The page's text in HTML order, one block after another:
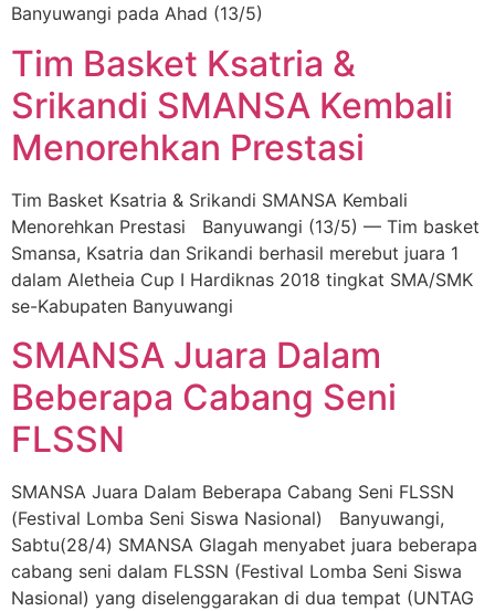
Banyuwangi pada Ahad (13/5)
Tim Basket Ksatria &
Srikandi SMANSA Kembali
Menorehkan Prestasi
Tim Basket Ksatria & Srikandi SMANSA Kembali
Menorehkan Prestasi Banyuwangi (13/5) — Tim basket
Smansa, Ksatria dan Srikandi berhasil merebut juara 1
dalam Aletheia Cup I Hardiknas 2018 tingkat SMA/SMK
se-Kabupaten Banyuwangi
SMANSA Juara Dalam
Beberapa Cabang Seni
FLSSN
SMANSA Juara Dalam Beberapa Cabang Seni FLSSN
(Festival Lomba Seni Siswa Nasional) Banyuwangi,
Sabtu(28/4) SMANSA Glagah menyabet juara beberapa
cabang seni dalam FLSSN (Festival Lomba Seni Siswa
Nasional) yang diselenggarakan di dua tempat (UNTAG